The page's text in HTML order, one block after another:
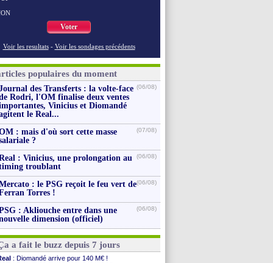
Voter
Voir les resultats - Voir les sondages précédents
populaires du moment
des Transferts : la volte-face
Rodri, l'OM finalise deux ventes
Vinicius et Diomandé
le Real...
(06/08)
: mais d'où sort cette masse
?
(07/08)
: Vinicius, une prolongation au
troublant
(06/08)
: le PSG reçoit le feu vert de
Torres !
(06/08)
: Akliouche entre dans une
dimension (officiel)
(06/08)
a fait le buzz depuis 7 jours
: Diomandé arrive pour 140 M€ !